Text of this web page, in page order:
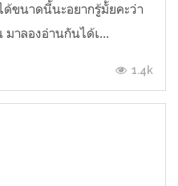
ขนาดนี้นะอยากรู้มั้ยคะว่า
าลองอ่านกันได้เ...
1.4k